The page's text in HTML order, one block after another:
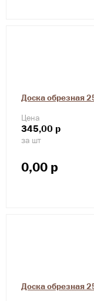
Доска обрезная
Цена
345,00 р
за шт
0,00 р
Доска обрезная